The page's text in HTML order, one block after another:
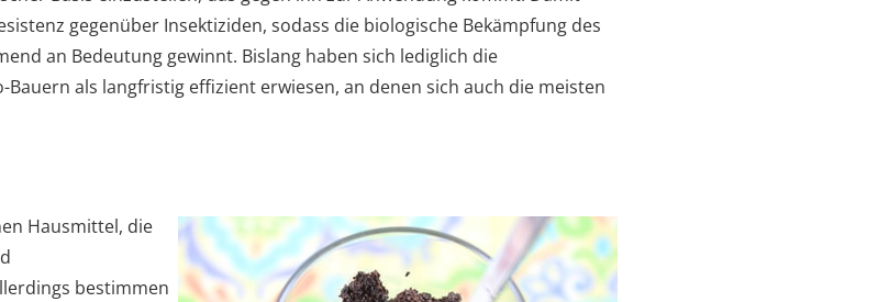
gegenüber Insektiziden, sodass die biologische Bekämpfung des
an Bedeutung gewinnt. Bislang haben sich lediglich die
als langfristig effizient erwiesen, an denen sich auch die meisten
Hausmittel, die
bestimmen